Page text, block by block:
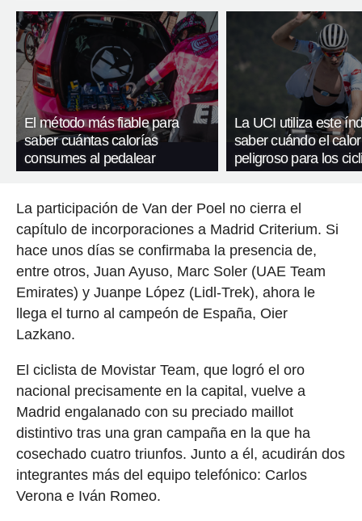
El método más fiable para
saber cuántas calorías
consumes al pedalear
La UCI utiliza este
saber cuándo el
peligroso para los
La participación de Van der Poel no cierra el
capítulo de incorporaciones a Madrid Criterium. Si
hace unos días se confirmaba la presencia de,
entre otros, Juan Ayuso, Marc Soler (UAE Team
Emirates) y Juanpe López (Lidl-Trek), ahora le
llega el turno al campeón de España, Oier
Lazkano.
El ciclista de Movistar Team, que logró el oro
nacional precisamente en la capital, vuelve a
Madrid engalanado con su preciado maillot
distintivo tras una gran campaña en la que ha
cosechado cuatro triunfos. Junto a él, acudirán dos
integrantes más del equipo telefónico: Carlos
Verona e Iván Romeo.